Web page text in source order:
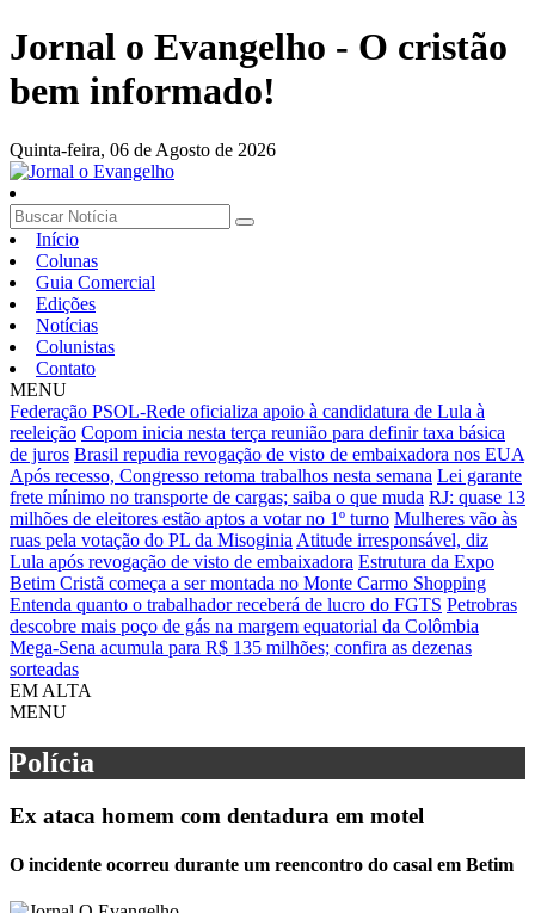
Jornal o Evangelho - O cristão
bem informado!
Quinta-feira, 06 de Agosto de 2026
Início
Colunas
Guia Comercial
Edições
Notícias
Colunistas
Contato
MENU
Federação PSOL-Rede oficializa apoio à candidatura de Lula à
reeleição Copom inicia nesta terça reunião para definir taxa básica
de juros Brasil repudia revogação de visto de embaixadora nos EUA
Após recesso, Congresso retoma trabalhos nesta semana Lei garante
frete mínimo no transporte de cargas; saiba o que muda RJ: quase 13
milhões de eleitores estão aptos a votar no 1º turno Mulheres vão às
ruas pela votação do PL da Misoginia Atitude irresponsável, diz
Lula após revogação de visto de embaixadora Estrutura da Expo
Betim Cristã começa a ser montada no Monte Carmo Shopping
Entenda quanto o trabalhador receberá de lucro do FGTS Petrobras
descobre mais poço de gás na margem equatorial da Colômbia
Mega-Sena acumula para R$ 135 milhões; confira as dezenas
sorteadas
EM ALTA
MENU
Polícia
Ex ataca homem com dentadura em motel
O incidente ocorreu durante um reencontro do casal em Betim